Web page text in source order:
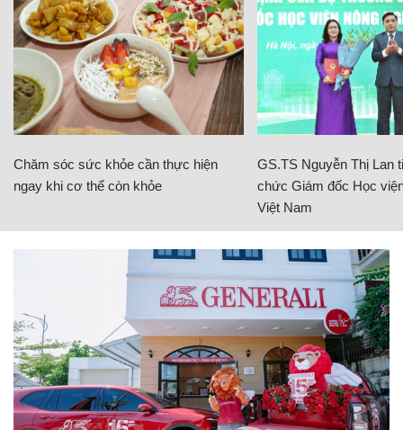
Chăm sóc sức khỏe cần thực hiện
ngay khi cơ thể còn khỏe
GS.TS Nguyễn Thị Lan
chức Giám đốc Học
Việt Nam